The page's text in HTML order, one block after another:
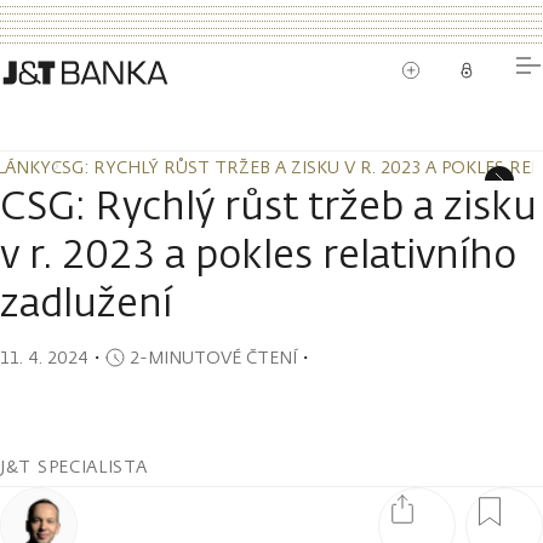
CSG: RYCHLÝ RŮST TRŽEB A ZISKU V R. 2023 A POKLES
CSG: RYCHLÝ RŮST TRŽEB A ZISKU V R. 2023 A POKLES
CSG: Rychlý růst tržeb a zisku
v r. 2023 a pokles relativního
zadlužení
11. 4. 2024 ・ 2-MINUTOVÉ ČTENÍ・
J&T SPECIALISTA